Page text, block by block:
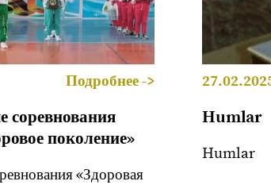
Подробнее ->
соревнования
поколение»
«Здоровая
Humlar
Humlar